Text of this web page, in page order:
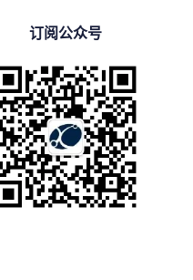
订阅公众号